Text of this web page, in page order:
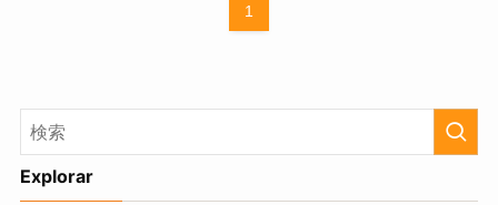
1
Explorar